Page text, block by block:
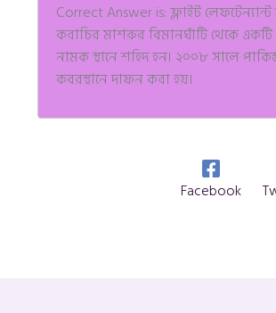
Correct Answer is: ফ্লাইট
করাচির মাশরুর বিমানঘাঁটি থেকে
নামক স্থানে শহিদ হন। ২০০৮ সালে
কবরস্থানে দাফন করা হয়।
Facebook